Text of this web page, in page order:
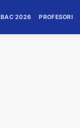
BAC 2026 PROFESORI